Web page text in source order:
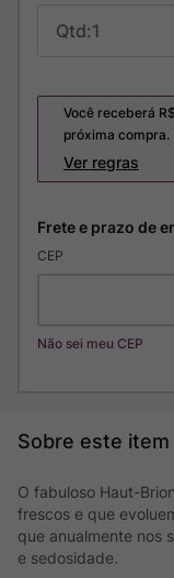
1
Você receberá R$
próxima compra.
Ver regras
CEP
Não sei meu CEP
O fabuloso Haut-
frescos e que
que anualmente nos
e sedosidade.